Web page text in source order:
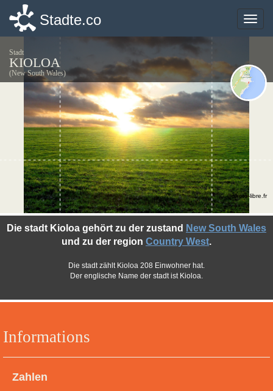
Toggle
Stadte.co
Stadt
KIOLOA
(New South Wales)
Informations
Zahlen
Die stadt Kioloa gehört zu der zustand New South Wales
und zu der region Country West.
Die stadt zählt Kioloa 208 Einwohner hat.
Der englische Name der stadt ist Kioloa.
©photo-libre.fr
Toggle
Stadte.co